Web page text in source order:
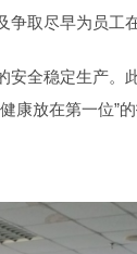
取尽早为员工
全稳定生产
放在第一位”